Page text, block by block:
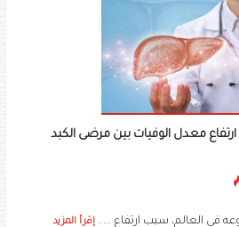
معدل الوفيات بين مرضى الكبد
في العالم، سبب ارتفاع ..... إقرأ المزيد